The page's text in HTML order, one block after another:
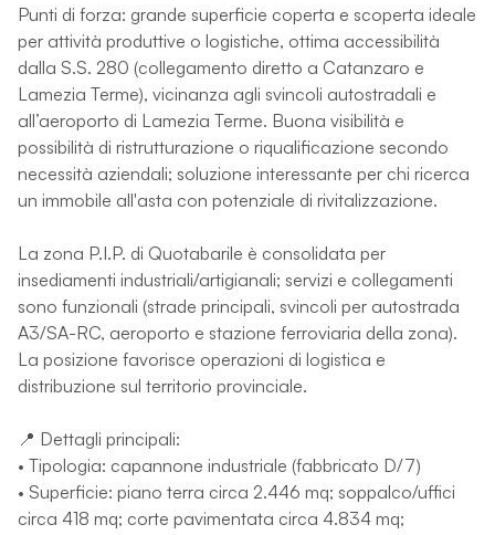
Punti di forza: grande superficie coperta e scoperta ideale
per attività produttive o logistiche, ottima accessibilità
dalla S.S. 280 (collegamento diretto a Catanzaro e
Lamezia Terme), vicinanza agli svincoli autostradali e
all’aeroporto di Lamezia Terme. Buona visibilità e
possibilità di ristrutturazione o riqualificazione secondo
necessità aziendali; soluzione interessante per chi ricerca
un immobile all'asta con potenziale di rivitalizzazione.
La zona P.I.P. di Quotabarile è consolidata per
insediamenti industriali/artigianali; servizi e collegamenti
sono funzionali (strade principali, svincoli per autostrada
A3/SA-RC, aeroporto e stazione ferroviaria della zona).
La posizione favorisce operazioni di logistica e
distribuzione sul territorio provinciale.
📍 Dettagli principali:
• Tipologia: capannone industriale (fabbricato D/7)
• Superficie: piano terra circa 2.446 mq; soppalco/uffici
circa 418 mq; corte pavimentata circa 4.834 mq;